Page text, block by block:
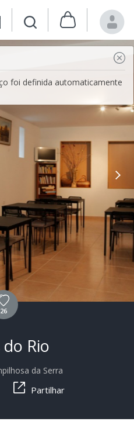
foi definida automaticamente
26
do Rio
da Serra
Partilhar